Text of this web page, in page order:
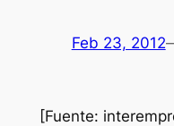
Feb 23, 2012
[Fuente: